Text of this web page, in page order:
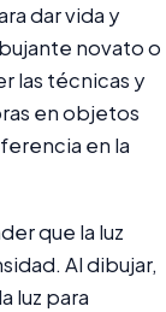
dar vida y
novato o
las técnicas y
en objetos
en la
que la luz
Al dibujar,
luz para